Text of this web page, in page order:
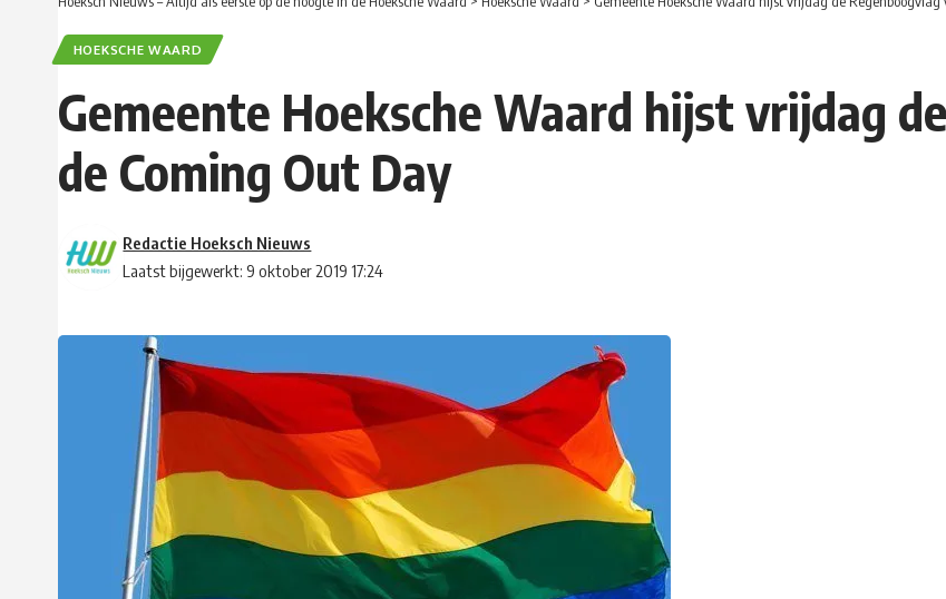
HOEKSCHE WAARD
Gemeente Hoeksche Waard hijst vrijdag
de Coming Out Day
Laatst bijgewerkt: 9 oktober 2019 17:24
Redactie Hoeksch Nieuws